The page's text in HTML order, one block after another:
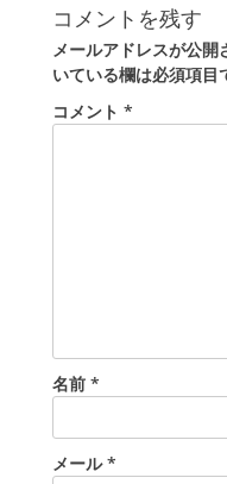
ビ
ゲ
ー
シ
ョ
稿:コメントを残す
メールアドレスが公開
いている欄は必須項目
コメント *
名前 *
メール*